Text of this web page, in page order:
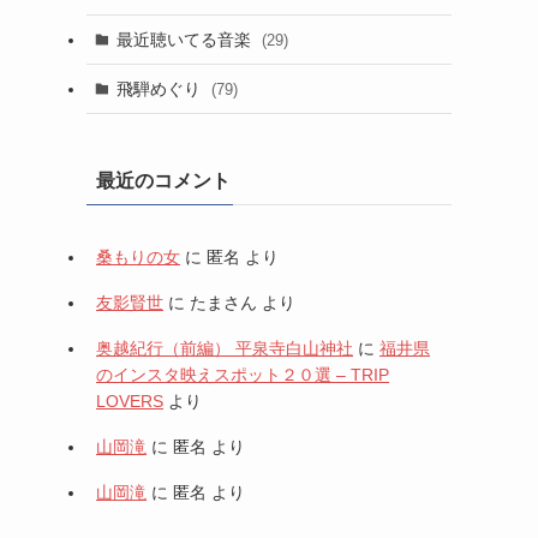
最近聴いてる音楽 (29)
飛騨めぐり (79)
最近のコメント
桑もりの女 に 匿名 より
友影賢世 に たまさん より
奥越紀行（前編） 平泉寺白山神社 に 福井県
のインスタ映えスポット２０選 – TRIP
LOVERS より
山岡滝 に 匿名 より
山岡滝 に 匿名 より